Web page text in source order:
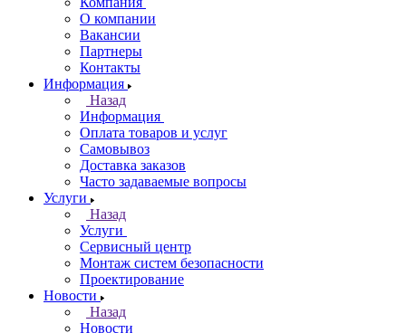
О компании
Вакансии
Партнеры
Контакты
Информация
Назад
Информация
Оплата товаров и услуг
Самовывоз
Доставка заказов
Часто задаваемые вопросы
Услуги
Назад
Услуги
Сервисный центр
Монтаж систем безопасности
Проектирование
Новости
Назад
Новости